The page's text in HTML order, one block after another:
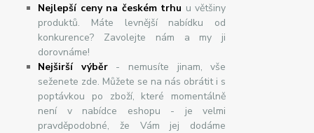
Nejlepší ceny na českém trhu u většiny
produktů. Máte levnější nabídku od
konkurence? Zavolejte nám a my ji
dorovnáme!
Nejširšívýběr- nemusíte jinam, vše
seženete zde. Můžete se na nás obrátit i s
poptávkou po zboží, které momentálně
není v nabídce eshopu - je velmi
pravděpodobné, že Vám jej dodáme